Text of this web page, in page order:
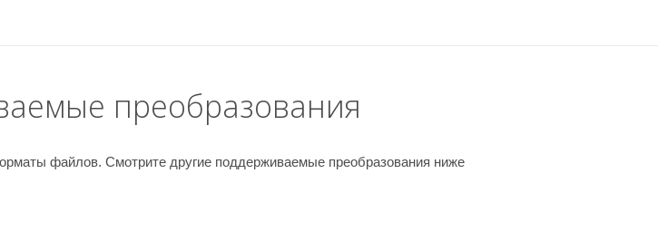
преобразования
файлов. Смотрите другие поддерживаемые преобразования ниже